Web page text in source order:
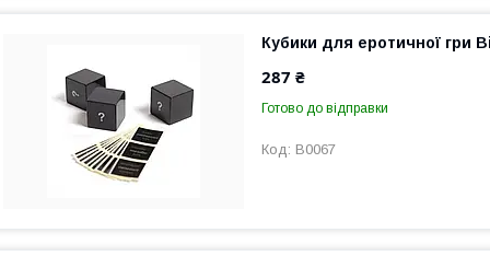
Кубики для еротичної гри
287 ₴
Готово до відправки
B0067